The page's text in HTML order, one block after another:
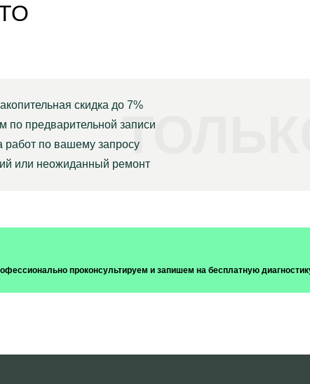
скидка до 7%
по предварительной записи
работ по вашему запросу
или неожиданный ремонт
проконсультируем и запишем на бесплатную